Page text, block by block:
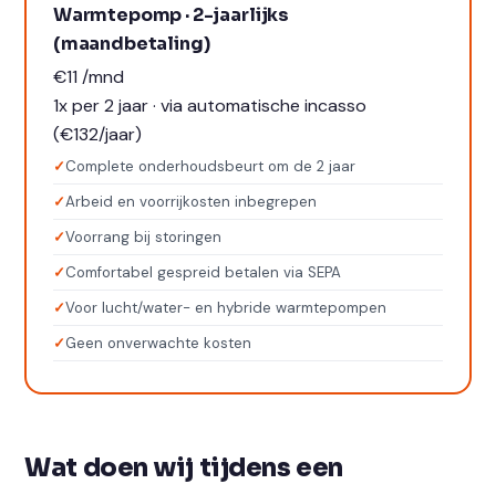
Warmtepomp · 2-jaarlijks
(maandbetaling)
€11 /mnd
1x per 2 jaar · via automatische incasso
(€132/jaar)
Complete onderhoudsbeurt om de 2 jaar
Arbeid en voorrijkosten inbegrepen
Voorrang bij storingen
Comfortabel gespreid betalen via SEPA
Voor lucht/water- en hybride warmtepompen
Geen onverwachte kosten
Wat doen wij tijdens een